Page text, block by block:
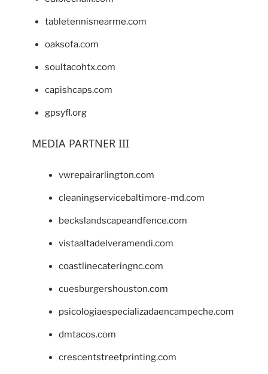
tabletennisnearme.com
oaksofa.com
soultacohtx.com
capishcaps.com
gpsyfl.org
MEDIA PARTNER III
vwrepairarlington.com
cleaningservicebaltimore-md.com
beckslandscapeandfence.com
vistaaltadelveramendi.com
coastlinecateringnc.com
cuesburgershouston.com
psicologiaespecializadaencampeche.com
dmtacos.com
crescentstreetprinting.com